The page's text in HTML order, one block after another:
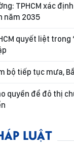
TPHCM xác
năm 2035
quyết liệt trong
bộ tiếp tục mưa,
quyền để đô thị
LUẬT